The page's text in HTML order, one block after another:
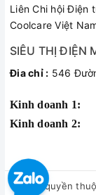
Liên Chi hội Điện
Coolcare Việt
SIÊU THỊ ĐIỆN
Đia chỉ : 546
Kinh doanh 1:
Kinh doanh 2:
© Bản quyền